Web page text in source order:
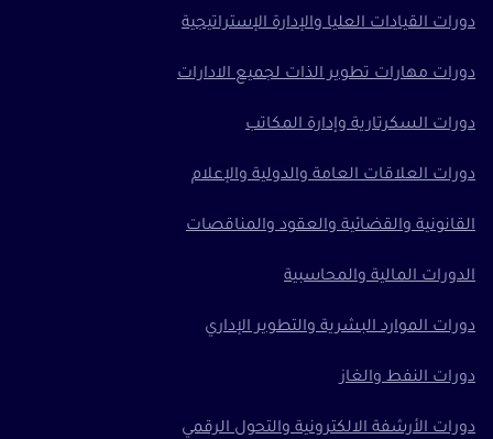
دورات القيادات العليا والإدارة الإستراتيجية
دورات مهارات تطوير الذات لجميع الادارات
دورات السكرتارية وإدارة المكاتب
دورات العلاقات العامة والدولية والإعلام
القانونية والقضائية والعقود والمناقصات
الدورات المالية والمحاسبية
دورات الموارد البشرية والتطوير الإداري
دورات النفط والغاز
دورات الأرشفة الالكترونية والتحول الرقمي